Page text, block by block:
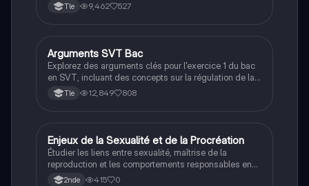
des plantes et des écosystèmes. Ce document
réponses physiologiques au stress. Type : résumé
éducatif.
Tle 9,462 527
SVT
Arguments SVT Bac
Explorez des arguments clés pour l'exercice 1 du bac
en SVT, incluant des concepts sur la régulation de la
glycémie, le système nerveux humain, la génétique, et
la datation relative des roches. Ce document présente
l'examen.
Tle 12,849 808
ESVT
Enjeux de la Sexualité et de la Procréation
Étudier les liens entre sexualité, maîtrise de la
reproduction et les comportements responsables en
tant qu'adulte.
2nde 415 0